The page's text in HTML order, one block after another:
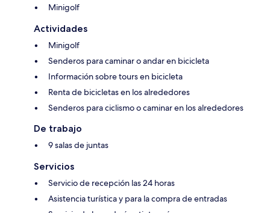
Minigolf
Actividades
Minigolf
Senderos para caminar o andar en bicicleta
Información sobre tours en bicicleta
Renta de bicicletas en los alrededores
Senderos para ciclismo o caminar en los alrededores
De trabajo
9 salas de juntas
Servicios
Servicio de recepción las 24 horas
Asistencia turística y para la compra de entradas